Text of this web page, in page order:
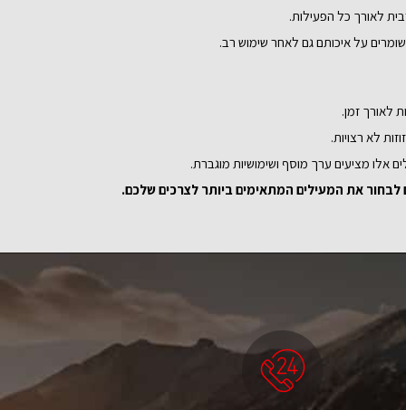
לאורך כל הפעילות.
על איכותם גם לאחר שימוש רב.
לאורך זמן.
לא רצויות.
אלו מציעים ערך מוסף ושימושיות מוגברת.
לבחור את המעילים המתאימים ביותר לצרכים שלכם.